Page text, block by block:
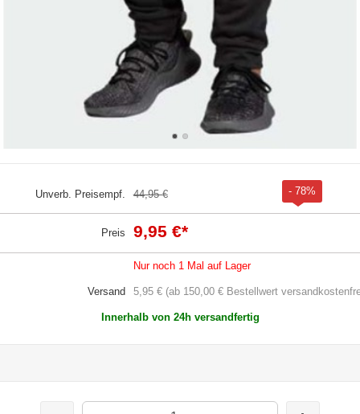
Unverb. Preisempf. 44,95 € - 78%
Preis 9,95 €*
Nur noch 1 Mal auf Lager
Versand 5,95 € (ab 150,00 € Bestellwert
Innerhalb von 24h versandfertig